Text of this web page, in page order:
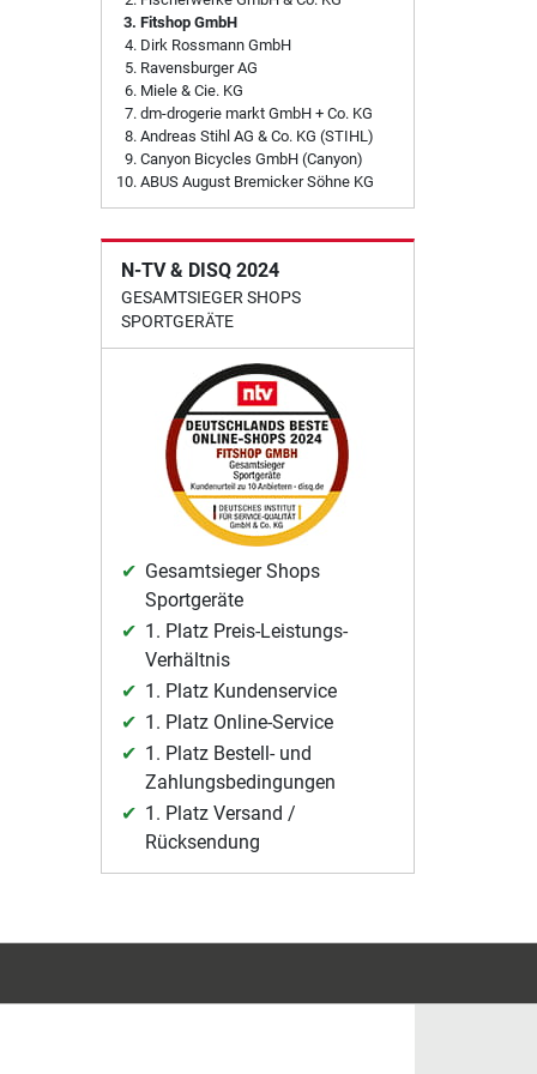
Fitshop GmbH
Dirk Rossmann GmbH
Ravensburger AG
Miele & Cie. KG
dm-drogerie markt GmbH + Co. KG
Andreas Stihl AG & Co. KG (STIHL)
Canyon Bicycles GmbH (Canyon)
ABUS August Bremicker Söhne KG
N-TV & DISQ 2024
GESAMTSIEGER SHOPS
SPORTGERÄTE
Gesamtsieger Shops
Sportgeräte
1. Platz Preis-Leistungs-
Verhältnis
1. Platz Kundenservice
1. Platz Online-Service
1. Platz Bestell- und
Zahlungsbedingungen
1. Platz Versand /
Rücksendung